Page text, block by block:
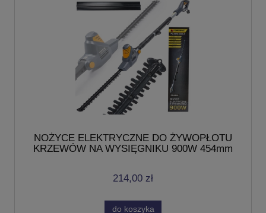
NOŻYCE ELEKTRYCZNE DO ŻYWOPŁOTU
KRZEWÓW NA WYSIĘGNIKU 900W 454mm
214,00 zł
do koszyka